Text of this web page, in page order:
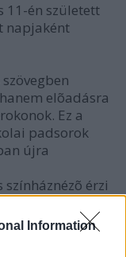
Information
11-én született
napjaként
elõadásra
Ez a
padsorok
újra
színháznézõ érzi
a költészet
válogasson
valót.